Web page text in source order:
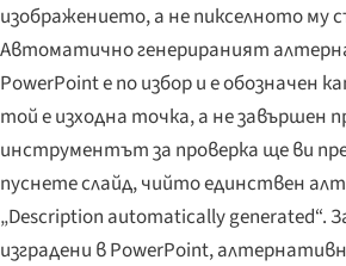
изображението, а не пикселното му
Автоматично генерираният
PowerPoint е по избор и е обозначен
той е изходна точка, а не завършен
инструментът за проверка ще ви
пуснете слайд, чийто единствен
„Description automatically generated“.
изградени в PowerPoint,